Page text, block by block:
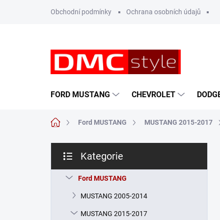
Obchodní podmínky Ochrana osobních údajů
FORD MUSTANG CHEVROLET
Domů Ford MUSTANG MUSTANG 2015-2017
s
kategorie
Kategorie
Ford MUSTANG
MUSTANG 2005-2014
MUSTANG 2015-2017